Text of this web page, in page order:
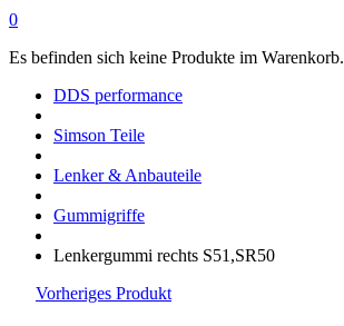
0
Es befinden sich keine Produkte im Warenkorb.
DDS performance
Simson Teile
Lenker & Anbauteile
Gummigriffe
Lenkergummi rechts S51,SR50
Vorheriges Produkt